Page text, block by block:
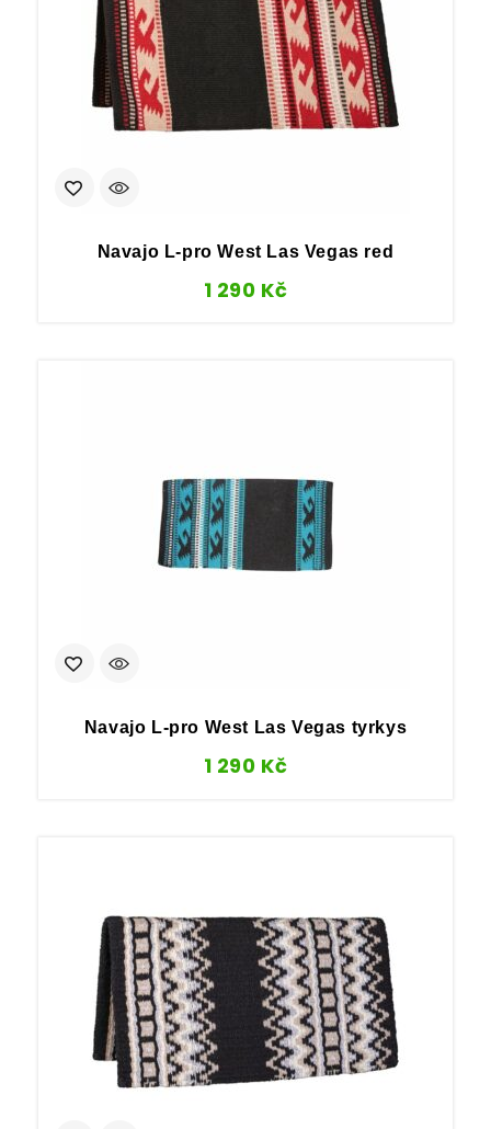
Navajo L-pro West Las Vegas red
1 290 Kč
Navajo L-pro West Las Vegas tyrkys
1 290 Kč